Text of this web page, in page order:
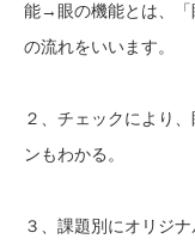
能→眼の機能とは、
の流れをいいます。
２、チェックにより
ンもわかる。
３、課題別にオリジ